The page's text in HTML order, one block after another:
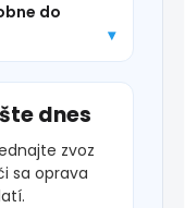
do
dnes
zvoz
sa oprava